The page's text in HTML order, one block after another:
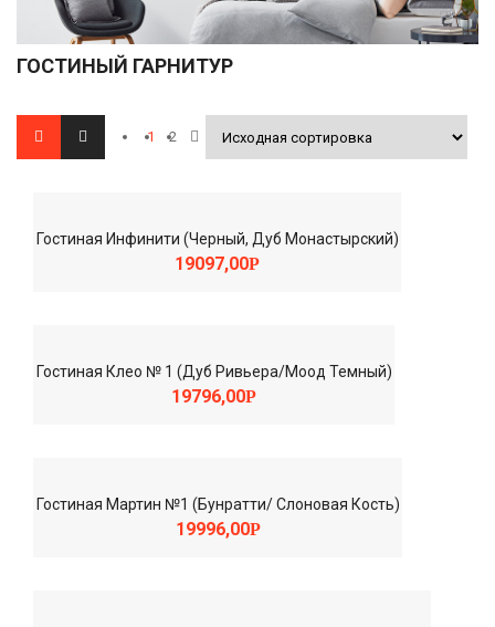
ГОСТИНЫЙ ГАРНИТУР
1 2
Гостиная Инфинити (Черный, Дуб Монастырский)
19097,00Р
Гостиная Клео № 1 (Дуб Ривьера/Моод Темный)
19796,00Р
Гостиная Мартин №1 (Бунратти/ Слоновая Кость)
19996,00Р